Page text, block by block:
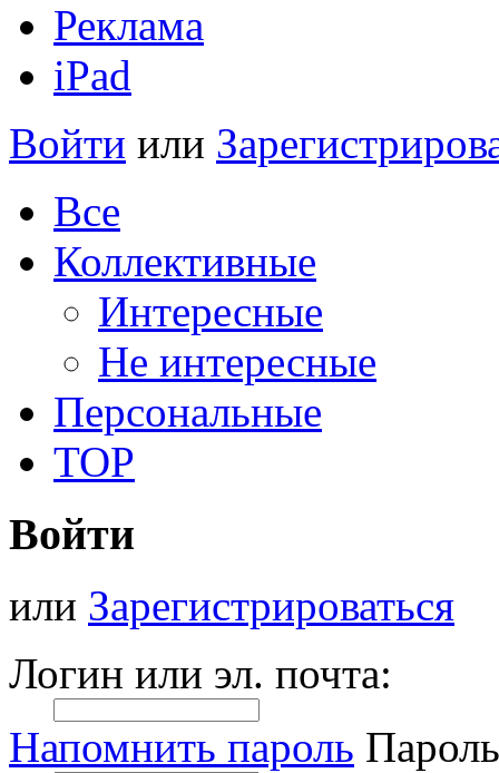
Реклама
iPad
Войти или
Все
Коллективные
Интересные
Не интересные
Персональные
TOP
Войти
или Зарегистрироваться
Логин или эл. почта:
Напомнить пароль